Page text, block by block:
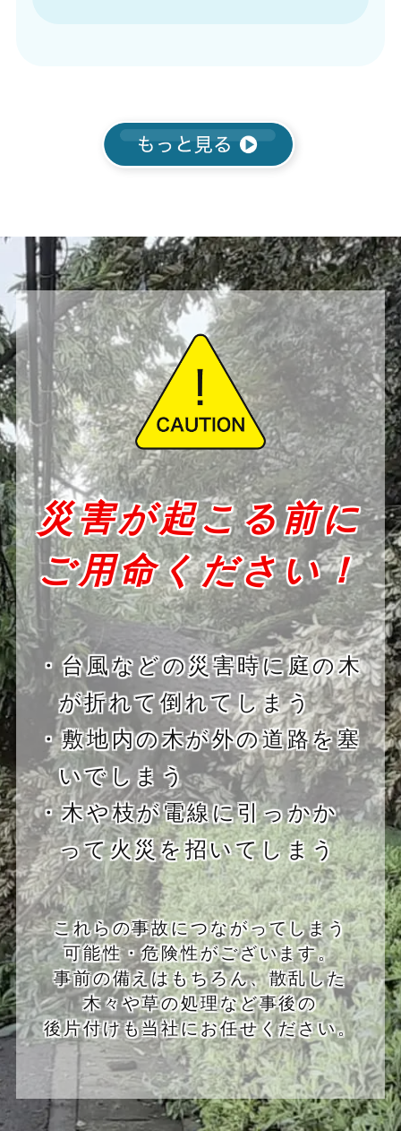
災害が起こる前に
ご用命ください！
・台風などの災害時に庭の木
が折れて倒れてしまう
・敷地内の木が外の道路を塞
いでしまう
・木や枝が電線に引っかか
って火災を招いてしまう
これらの事故につながってしまう
可能性・危険性がございます。
事前の備えはもちろん、散乱した
木々や草の処理など事後の
後片付けも当社にお任せください。